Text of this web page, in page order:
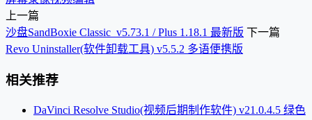
上一篇
沙盘SandBoxie Classic_v5.73.1 / Plus 1.18.1 最新版 下一篇
Revo Uninstaller(软件卸载工具) v5.5.2 多语便携版
相关推荐
DaVinci Resolve Studio(视频后期制作软件) v21.0.4.5 绿色